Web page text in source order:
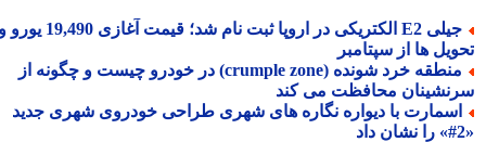
جیلی E2 الکتریکی در اروپا ثبت نام شد؛ قیمت آغازی 19,490 یورو و
ها از سپتامبر
منطقه خرد شونده (crumple zone) در خودرو چیست و چگونه از
محافظت می کند
با دیواره نگاره های شهری طراحی خودروی شهری جدید